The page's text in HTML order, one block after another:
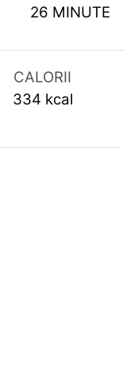
26MINUTES
MINUTE
CALORII
334 kcal